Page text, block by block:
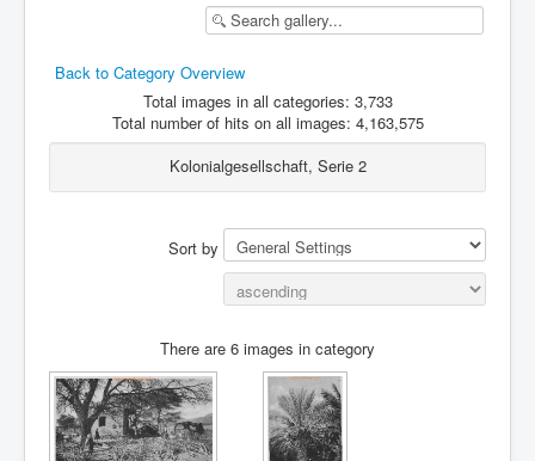
Back to Category Overview
Total images in all categories: 3,733
Total number of hits on all images: 4,163,575
Kolonialgesellschaft, Serie 2
Sort by
There are 6 images in category